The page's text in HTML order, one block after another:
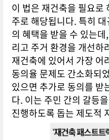
이 법은 재건축을 필요로
주로 해당됩니다. 특히
의 혜택을 받을 수 있는
리고 주거 환경을 개선하
재건축에 있어서 가장 어
동의율 문제도 간소화되
있으면 추가로 동의를 받
다. 이는 주민 간의 갈등
진행하도록 돕는 제도적